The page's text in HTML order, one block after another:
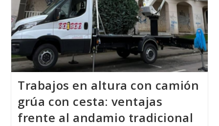
Trabajos en altura con camión
grúa con cesta: ventajas
frente al andamio tradicional